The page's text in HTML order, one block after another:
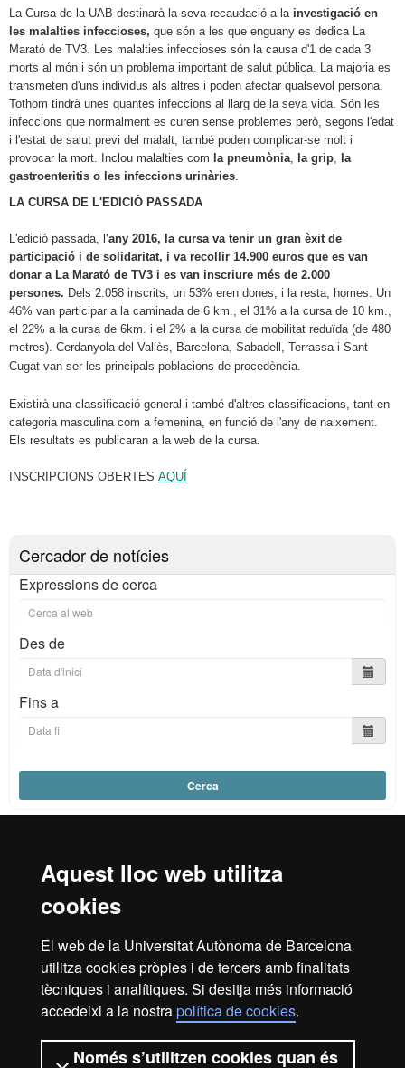
Aquest lloc web utilitza
cookies
El web de la Universitat Autònoma de Barcelona
utilitza cookies pròpies i de tercers amb finalitats
tècniques i analítiques. Si desitja més informació
accedeixi a la nostrapolítica de cookies.
Només s’utilitzen cookies quan és
La Cursa de la UAB destinarà la seva recaudació a la investigació en
les malalties infeccioses, que són a les que enguany es dedica La
Marató de TV3. Les malalties infeccioses són la causa d'1 de cada 3
morts al món i són un problema important de salut pública. La majoria es
transmeten d'uns individus als altres i poden afectar qualsevol persona.
Tothom tindrà unes quantes infeccions al llarg de la seva vida. Són les
infeccions que normalment es curen sense problemes però, segons l'edat
i l'estat de salut previ del malalt, també poden complicar-se molt i
provocar la mort. Inclou malalties com la pneumònia la grip la
gastroenteritis o les infeccions urinàries
LA CURSA DE L'EDICIÓ PASSADA
L'edició passada, l'any 2016, la cursa va tenir un gran èxit de
participació i de solidaritat, i va recollir 14.900 euros que es van
donar a La Marató de TV3 i es van inscriure més de 2.000
persones. Dels 2.058 inscrits, un 53% eren dones, i la resta, homes. Un
46% van participar a la caminada de 6 km., el 31% a la cursa de 10 km.,
el 22% a la cursa de 6km. i el 2% a la cursa de mobilitat reduïda (de 480
metres). Cerdanyola del Vallès, Barcelona, Sabadell, Terrassa i Sant
Cugat van ser les principals poblacions de procedència.
Existirà una classificació general i també d'altres classificacions, tant en
categoria masculina com a femenina, en funció de l'any de naixement.
Els resultats es publicaran a la web de la cursa.
INSCRIPCIONS OBERTES AQUÍ
Cercador de notícies
Expressions de cerca
Des de
Fins a
Cerca
Reconeixement internacional de l'excel·lència
HR
Inici Avís legal
Política de privacitat
Protecció de dades Sobre el web
Som una universitat capdavantera que imparteix una